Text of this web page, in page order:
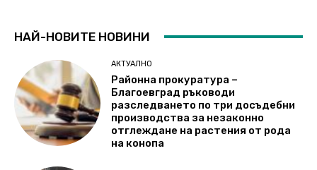
НАЙ-НОВИТЕ НОВИНИ
АКТУАЛНО
Районна прокуратура –
Благоевград ръководи
разследването по три досъдебни
производства за незаконно
отглеждане на растения от рода
на конопа